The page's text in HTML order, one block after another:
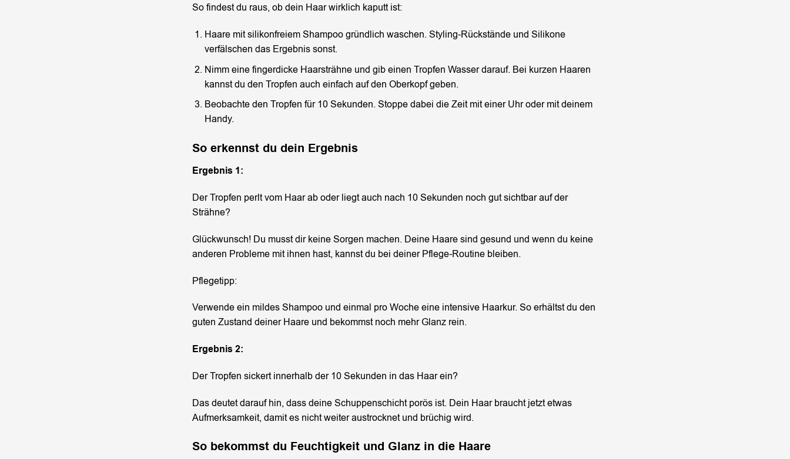
So findest du raus, ob dein Haar wirklich kaputt ist:
Haare mit silikonfreiem Shampoo gründlich waschen. Styling-Rückstände und Silikone
verfälschen das Ergebnis sonst.
Nimm eine fingerdicke Haarsträhne und gib einen Tropfen Wasser darauf. Bei kurzen Haaren
kannst du den Tropfen auch einfach auf den Oberkopf geben.
Beobachte den Tropfen für 10 Sekunden. Stoppe dabei die Zeit mit einer Uhr oder mit deinem
Handy.
So erkennst du dein Ergebnis
Ergebnis 1:
Der Tropfen perlt vom Haar ab oder liegt auch nach 10 Sekunden noch gut sichtbar auf der
Strähne?
Glückwunsch! Du musst dir keine Sorgen machen. Deine Haare sind gesund und wenn du keine
anderen Probleme mit ihnen hast, kannst du bei deiner Pflege-Routine bleiben.
Pflegetipp:
Verwende ein mildes Shampoo und einmal pro Woche eine intensive Haarkur. So erhältst du den
guten Zustand deiner Haare und bekommst noch mehr Glanz rein.
Ergebnis 2:
Der Tropfen sickert innerhalb der 10 Sekunden in das Haar ein?
Das deutet darauf hin, dass deine Schuppenschicht porös ist. Dein Haar braucht jetzt etwas
Aufmerksamkeit, damit es nicht weiter austrocknet und brüchig wird.
So bekommst du Feuchtigkeit und Glanz in die Haare